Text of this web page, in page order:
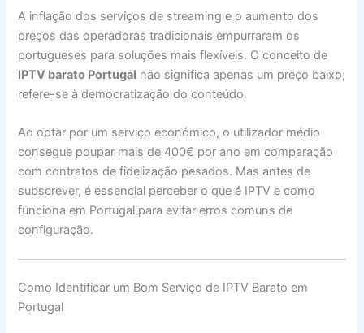
A inflação dos serviços de streaming e o aumento dos
preços das operadoras tradicionais empurraram os
portugueses para soluções mais flexíveis. O conceito de
IPTV barato Portugal não significa apenas um preço baixo;
refere-se à democratização do conteúdo.
Ao optar por um serviço económico, o utilizador médio
consegue poupar mais de 400€ por ano em comparação
com contratos de fidelização pesados. Mas antes de
subscrever, é essencial perceber o que é IPTV e como
funciona em Portugal para evitar erros comuns de
configuração.
Como Identificar um Bom Serviço de IPTV Barato em
Portugal